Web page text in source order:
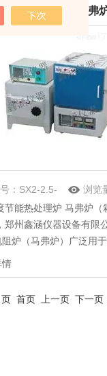
： SX2-2.5-
浏览
节能热处理炉 马弗炉（
郑州鑫涵仪器设备有限
炉（马弗炉）广泛用于
矿企业，科研单位作元素
及报价，请联系客服！
情
页 首页 上一页 下一